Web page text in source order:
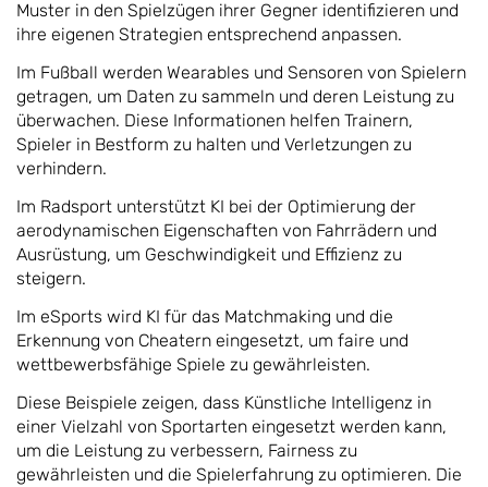
Muster in den Spielzügen ihrer Gegner identifizieren und
ihre eigenen Strategien entsprechend anpassen.
Im Fußball werden Wearables und Sensoren von Spielern
getragen, um Daten zu sammeln und deren Leistung zu
überwachen. Diese Informationen helfen Trainern,
Spieler in Bestform zu halten und Verletzungen zu
verhindern.
Im Radsport unterstützt KI bei der Optimierung der
aerodynamischen Eigenschaften von Fahrrädern und
Ausrüstung, um Geschwindigkeit und Effizienz zu
steigern.
Im eSports wird KI für das Matchmaking und die
Erkennung von Cheatern eingesetzt, um faire und
wettbewerbsfähige Spiele zu gewährleisten.
Diese Beispiele zeigen, dass Künstliche Intelligenz in
einer Vielzahl von Sportarten eingesetzt werden kann,
um die Leistung zu verbessern, Fairness zu
gewährleisten und die Spielerfahrung zu optimieren. Die